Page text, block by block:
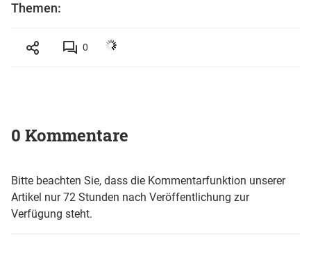
Themen:
0
0 Kommentare
Bitte beachten Sie, dass die Kommentarfunktion unserer
Artikel nur 72 Stunden nach Veröffentlichung zur
Verfügung steht.